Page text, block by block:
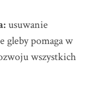
usuwanie
gleby pomaga w
wszystkich